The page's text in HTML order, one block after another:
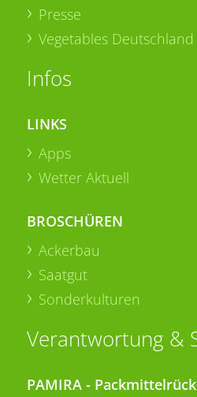
Presse
Vegetables Deutschland
Infos
LINKS
Apps
Wetter Aktuell
BROSCHÜREN
Ackerbau
Saatgut
Sonderkulturen
Verantwortung &
PAMIRA -